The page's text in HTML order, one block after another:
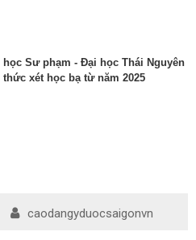
Sư phạm - Đại học Thái Nguyên
xét học bạ từ năm 2025
caodangyduocsaigonvn